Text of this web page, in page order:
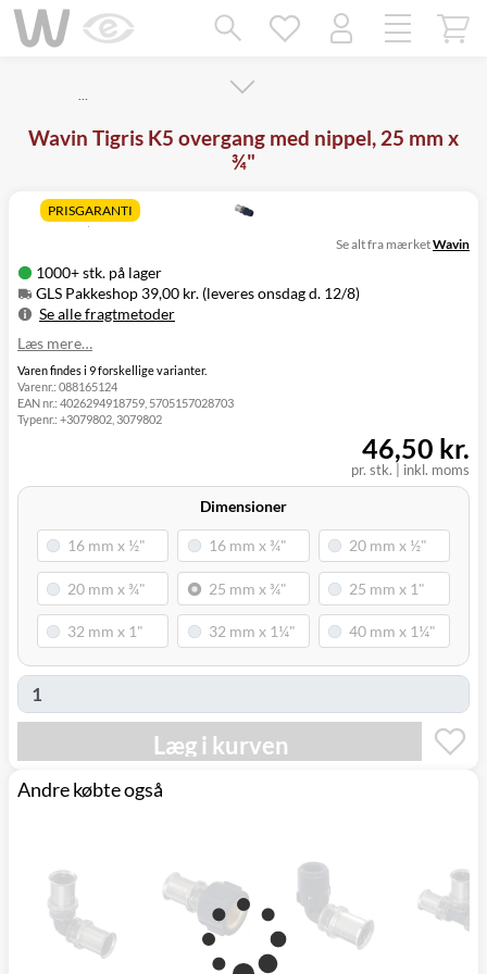
…
Wavin Tigris K5 overgang med nippel, 25 mm x
¾"
PRISGARANTI
1000+ stk. på lager
GLS Pakkeshop 39,00 kr. (leveres onsdag d. 12/8)
Se alle fragtmetoder
Metode
GLS Pakkeshop
39,00 kr.
GLS
Hjemmelevering
49,00 kr.
Onsdag d. 12/8
GLS Erhverv
Svenstrup
0,00 kr. Tirsdag d. 11/8
Se alt fra mærketWavin
Læs mere…
Varen findes i 9 forskellige varianter.
Varenr.: 088165124
EAN nr.: 4026294918759, 5705157028703
Typenr.: +3079802, 3079802
pr. stk. inkl. moms
46,50 kr.
Dimensioner
Læg i kurven
Andre købte også
Mangler chatten?
Ret samtykke!